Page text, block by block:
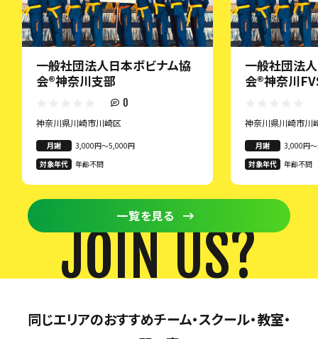
一般社団法人日本ボビナム協
会®︎神奈川支部
0
神奈川県川崎市川崎区
月謝
3,000円〜5,000円
対象年代
年齢不問
一般社団法
会®︎神奈川
神奈川県川崎市川
月謝
3,000円
対象年代
年齢不問
一覧を見る
JOIN US?
同じエリアのおすすめチーム・スクール・教室・